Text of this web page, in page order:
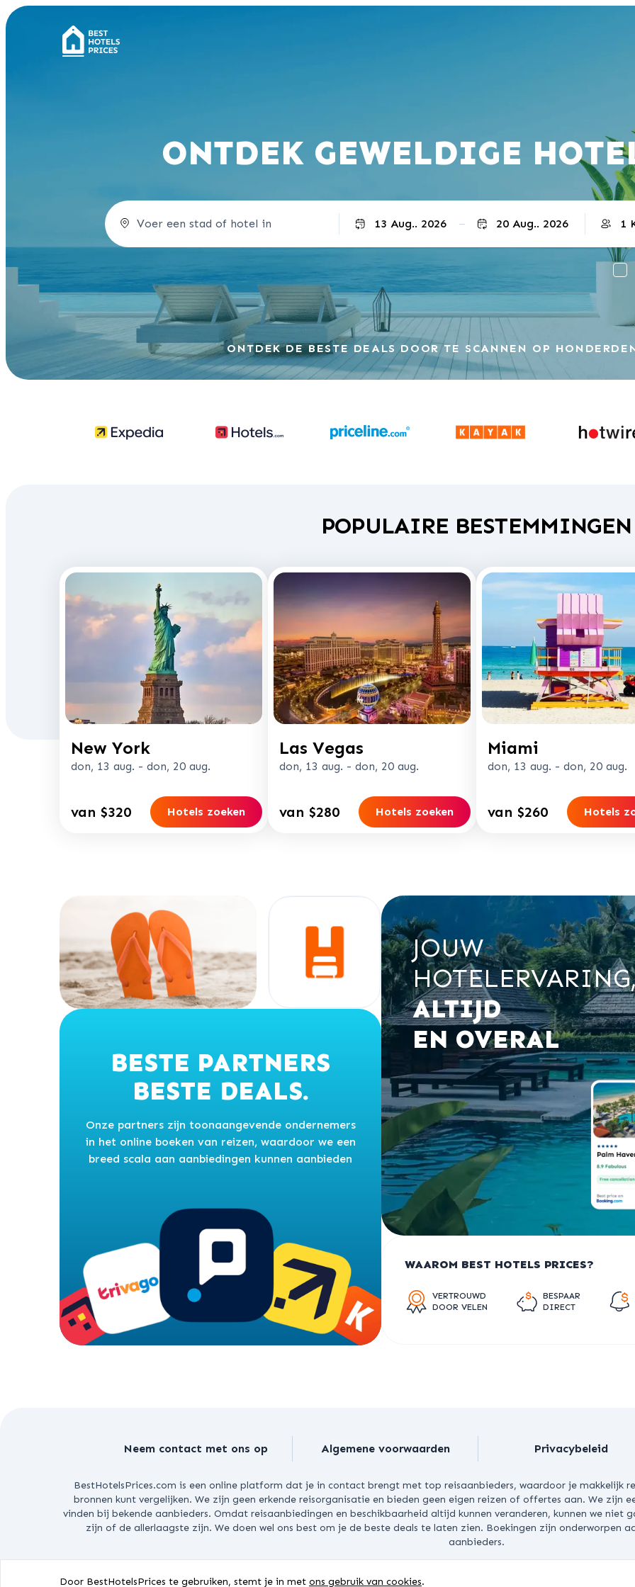
ONTDEK GEWELDIGE
ONTDEK DE BESTE DEALS DOOR TE SCANNEN OP
POPULAIRE BESTEMMINGEN
New York
don, 13 aug. - don, 20 aug.
van $320 Hotels zoeken
Las Vegas
don, 13 aug. - don, 20 aug.
van $280 Hotels zoeken
Miami
don, 13 aug. - don, 20 aug.
van $260 Hotels
BESTE PARTNERS
BESTE DEALS.
Onze partners zijn toonaangevende ondernemers
in het online boeken van reizen, waardoor we een
breed scala aan aanbiedingen kunnen aanbieden
JOUW
ALTIJD
EN OVERAL
WAAROM BEST HOTELS PRICES?
VERTROUWD
DOOR VELEN
BESPAAR
DIRECT
Door BestHotelsPrices te gebruiken, stemt je in met ons gebruik van cookies.
Neem contact met ons op Algemene voorwaarden Privacybeleid
BestHotelsPrices.com is een online platform dat je in contact brengt met top reisaanbieders, waardoor je makkelijk
bronnen kunt vergelijken. We zijn geen erkende reisorganisatie en bieden geen eigen reizen of offertes aan. We zijn
vinden bij bekende aanbieders. Omdat reisaanbiedingen en beschikbaarheid altijd kunnen veranderen, kunnen we
zijn of de allerlaagste zijn. We doen wel ons best om je de beste deals te laten zien. Boekingen zijn onderworpen
aanbieders.